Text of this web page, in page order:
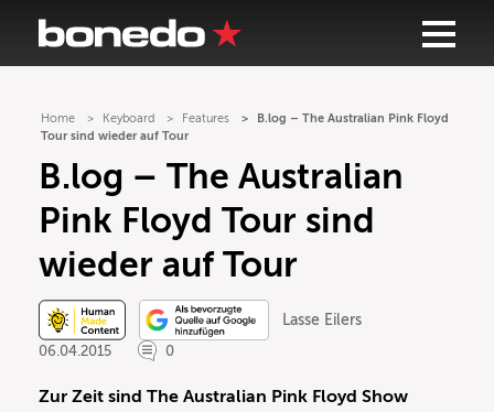
Home Keyboard Features
B.log – The Australian Pink Floyd
Tour sind wieder auf Tour
B.log – The Australian
Pink Floyd Tour sind
wieder auf Tour
Lasse Eilers
06.04.2015
0
Zur Zeit sind The Australian Pink Floyd Show